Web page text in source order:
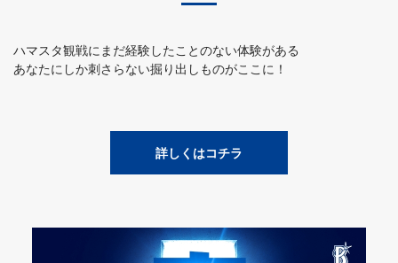
ハマスタ観戦にまだ経験したことのない体験がある
あなたにしか刺さらない掘り出しものがここに！
詳しくはコチラ